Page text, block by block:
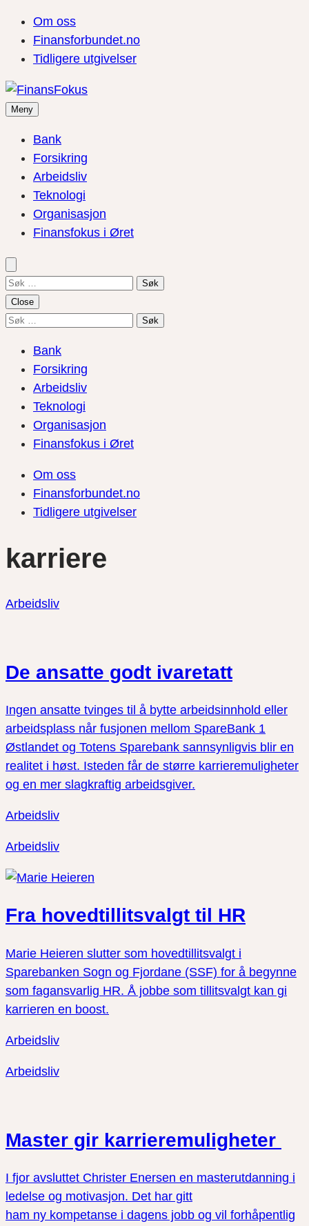
Om oss
Finansforbundet.no
Tidligere utgivelser
Meny
Bank
Forsikring
Arbeidsliv
Teknologi
Organisasjon
Finansfokus i Øret
Søk
etter:
Close
Søk
Bank
Forsikring
Arbeidsliv
Teknologi
Organisasjon
Finansfokus i Øret
Om oss
Finansforbundet.no
Tidligere utgivelser
karriere
Arbeidsliv
De ansatte godt ivaretatt
Ingen ansatte tvinges til å bytte arbeidsinnhold eller
arbeidsplass når fusjonen mellom SpareBank 1
Østlandet og Totens Sparebank sannsynligvis blir en
realitet i høst. Isteden får de større karrieremuligheter
og en mer slagkraftig arbeidsgiver.
Arbeidsliv
Arbeidsliv
Fra hovedtillitsvalgt til HR
Marie Heieren slutter som hovedtillitsvalgt i
Sparebanken Sogn og Fjordane (SSF) for å begynne
som fagansvarlig HR. Å jobbe som tillitsvalgt kan gi
karrieren en boost.
Arbeidsliv
Arbeidsliv
Master gir karrieremuligheter
I fjor avsluttet Christer Enersen en masterutdanning i
ledelse og motivasjon. Det har gitt
ham ny kompetanse i dagens jobb og vil forhåpentlig